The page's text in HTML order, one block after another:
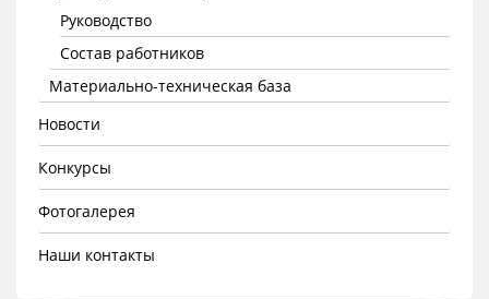
Руководство
Состав работников
Материально-техническая база
Новости
Конкурсы
Фотогалерея
Наши контакты